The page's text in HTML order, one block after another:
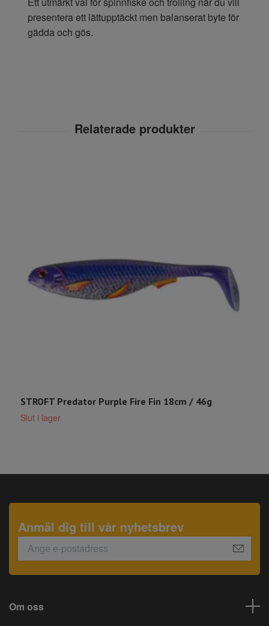
presentera ett lättupptäckt men balanserat byte för
gädda och gös.
STROFT Predator Purple Fire Fin 18cm / 46g
Slut i lager
Anmäl dig till vår nyhetsbrev
Om oss